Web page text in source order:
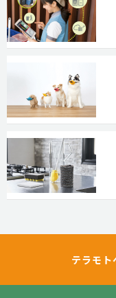
テラモト